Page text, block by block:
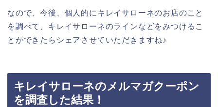
なので、今後、個人的にキレイサローネのお店のこと
を調べて、キレイサローネのラインなどをみつけるこ
とができたらシェアさせていただきますね♪
キレイサローネのメルマガクーポン
を調査した結果！